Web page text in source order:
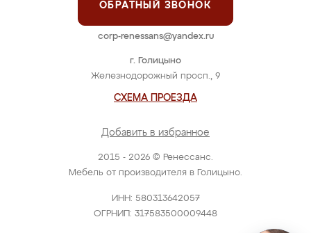
2015 - 2026 © Ренессанс.
Мебель от производителя в Голицыно.
ИНН: 580313642057
ОГРНИП: 317583500009448
г. Голицыно
Железнодорожный просп., 9
СХЕМА ПРОЕЗДА
Добавить в избранное
ОБРАТНЫЙ ЗВОНОК
corp-renessans@yandex.ru